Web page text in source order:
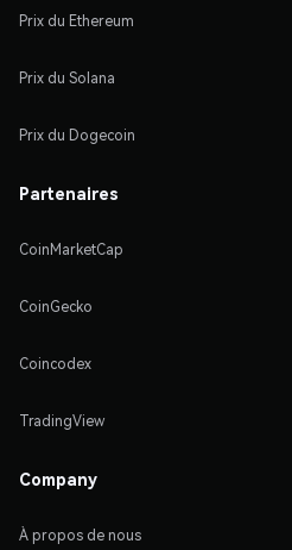
Prix du Ethereum
Prix du Solana
Prix du Dogecoin
Partenaires
CoinMarketCap
CoinGecko
Coincodex
TradingView
Company
À propos de nous